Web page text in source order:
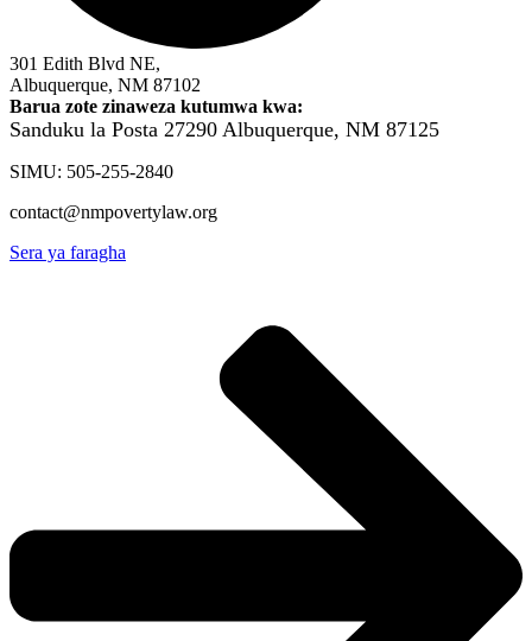
301 Edith Blvd NE,
Albuquerque, NM 87102
Barua zote zinaweza kutumwa kwa:
Sanduku la Posta 27290 Albuquerque, NM 87125
SIMU: 505-255-2840
contact@nmpovertylaw.org
Sera ya faragha